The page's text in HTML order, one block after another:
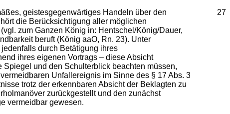
27
geistesgegenwärtiges Handeln über den
die Berücksichtigung aller möglichen
zum Ganzen König in: Hentschel/König/Dauer,
beruft (König aaO, Rn. 23). Unter
durch Betätigung ihres
ihres eigenen Vortrags – diese Absicht
und den Schulterblick beachten müssen,
Unfallereignis im Sinne des § 17 Abs. 3
trotz der erkennbaren Absicht der Beklagten zu
zurückgestellt und den zunächst
vermeidbar gewesen.